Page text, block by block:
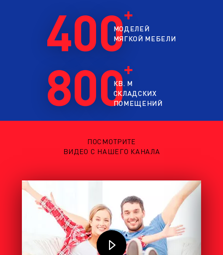
С бельевым ящиком
На кухню
Со спальным местом Микровелюр
Дизайнерские Антикоготь Ткань
400МОДЕЛЕЙ
МЯГКОЙ МЕБЕЛИ
800
КВ. М
СКЛАДСКИХ
ПОМЕЩЕНИЙ
ПОСМОТРИТЕ
ВИДЕО С НАШЕГО КАНАЛА